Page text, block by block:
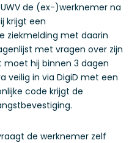
de (ex-)werknemer na
krijgt een
ziekmelding met daarin
met vragen over zijn
moet hij binnen 3 dagen
veilig in via DigiD met een
code krijgt de
de werknemer zelf